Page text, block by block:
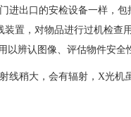
进出口的安检设备一样，
装置，对物品进行过机检查
以辨认图像、评估物件安全
线稍大 ，会有辐射 ，X光机